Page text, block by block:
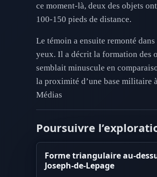
ce moment-là, deux des objets
100-150 pieds de distance.
Le témoin a ensuite remonté
yeux. Il a décrit la formation des
semblait minuscule en
la proximité d’une base militaire
Médias
Poursuivre
Forme triangulaire au-
Joseph-de-Lepage